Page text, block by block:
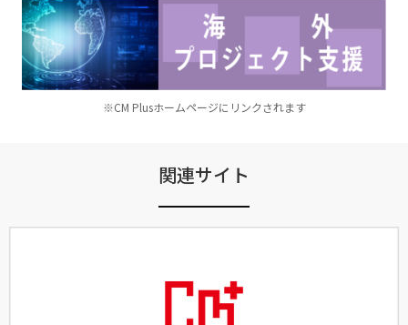
※CM Plusホームページにリンクされます
関連サイト